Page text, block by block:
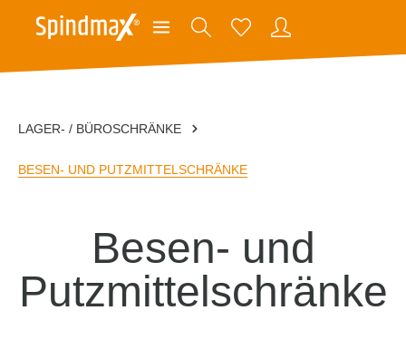
LAGER- / BÜROSCHRÄNKE
BESEN- UND PUTZMITTELSCHRÄNKE
Besen- und
Putzmittelschränke